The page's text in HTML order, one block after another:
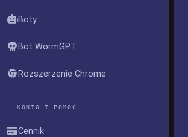
Boty
Bot WormGPT
Rozszerzenie Chrome
KONTO I POMOC
Cennik